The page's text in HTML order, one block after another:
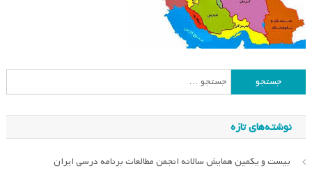
جستجو
برای:
نوشته‌های تازه
بیست و یکمین همایش سالانه انجمن مطالعات برنامه درسی ایران